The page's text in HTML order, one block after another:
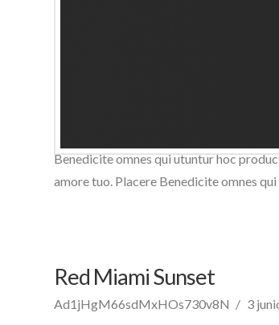
Benedicite omnes qui utuntur hoc
amore tuo. Placere Benedicite omnes qui
Red Miami Sunset
Ad1jHgM66sdMxHOs730v8N 3